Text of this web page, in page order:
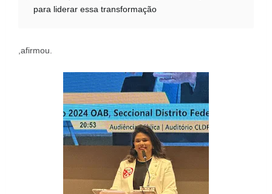
para liderar essa transformação
,afirmou.